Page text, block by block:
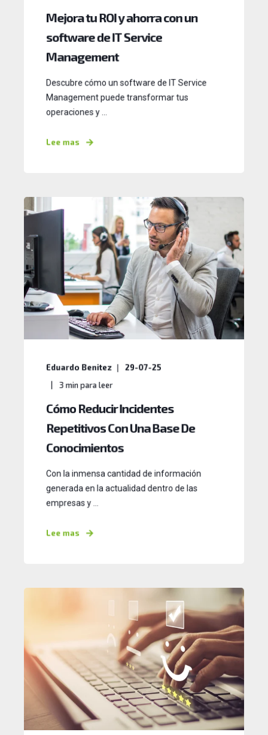
Mejora tu ROI y ahorra con un
software de IT Service
Management
Descubre cómo un software de IT Service
Management puede transformar tus
operaciones y ...
Lee mas
Eduardo Benitez
29-07-25
3 min para leer
Cómo Reducir Incidentes
Repetitivos Con Una Base De
Conocimientos
Con la inmensa cantidad de información
generada en la actualidad dentro de las
empresas y ...
Lee mas